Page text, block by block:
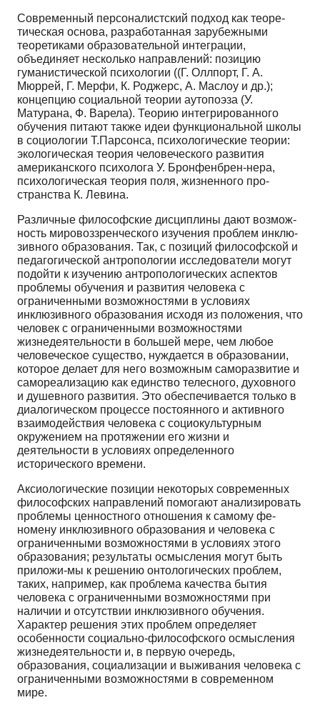
Современный персоналистский подход как теоре­
тическая основа, разработанная зарубежными
теоре­тиками образовательной интеграции,
объединяет не­сколько направлений: позицию
гуманистической пси­хологии ((Г. Оллпорт, Г. А.
Мюррей, Г. Мерфи, К. Ро­джерс, А. Маслоу и др.);
концепцию социальной тео­рии аутопоэза (У.
Матурана, Ф. Варела). Теорию ин­тегрированного
обучения питают также идеи функци­ональной школы
в социологии Т.Парсонса, психоло­гические теории:
экологическая теория человеческого развития
американского психолога У. Бронфенбрен-нера,
психологическая теория поля, жизненного про­
странства К. Левина.
Различные философские дисциплины дают возмож­
ность мировоззренческого изучения проблем инклю­
зивного образования. Так, с позиций философской и
педагогической антропологии исследователи могут
по­дойти к изучению антропологических аспектов
пробле­мы обучения и развития человека с
ограниченными возможностями в условиях
инклюзивного образования исходя из положения, что
человек с ограниченными возможностями
жизнедеятельности в большей мере, чем любое
человеческое существо, нуждается в образо­вании,
которое делает для него возможным саморазви­тие и
самореализацию как единство телесного, духовно­го
и душевного развития. Это обеспечивается только в
диалогическом процессе постоянного и активного
взаи­модействия человека с социокультурным
окружением на протяжении его жизни и
деятельности в условиях определенного
исторического времени.
Аксиологические позиции некоторых современ­ных
философских направлений помогают анализиро­вать
проблемы ценностного отношения к самому фе­
номену инклюзивного образования и человека с
огра­ниченными возможностями в условиях этого
образо­вания; результаты осмысления могут быть
приложи-мы к решению онтологических проблем,
таких, напри­мер, как проблема качества бытия
человека с ограни­ченными возможностями при
наличии и отсутствии инклюзивного обучения.
Характер решения этих про­блем определяет
особенности социально-философско­го осмысления
жизнедеятельности и, в первую оче­редь,
образования, социализации и выживания челове­ка с
ограниченными возможностями в современном
мире.